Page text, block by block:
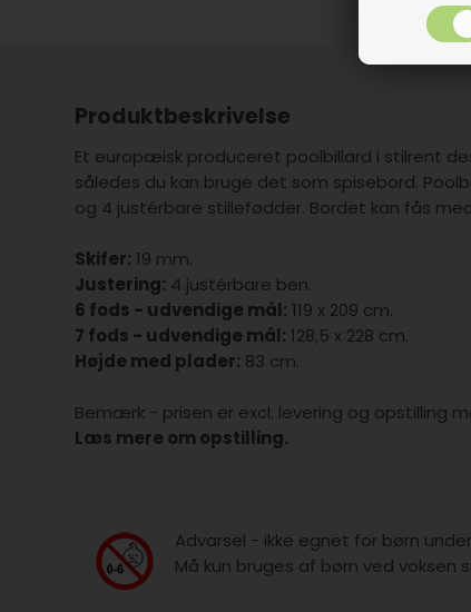
Produktbeskrivelse
Et europæisk produceret poolbillard i stilrent
således du kan bruge det som spisebord.
og 4 justérbare stillefødder. Bordet kan fås
Skifer: 19 mm.
Justering: 4 justérbare ben.
6 fods - udvendige mål: 119 x 209 cm.
7 fods - udvendige mål: 128,5 x 228 cm.
Højde med plader: 83 cm.
Bemærk - prisen er excl. levering og opstilling
Læs mere om opstilling.
Advarsel - ikke egnet for børn
Må kun bruges af børn ved voksen